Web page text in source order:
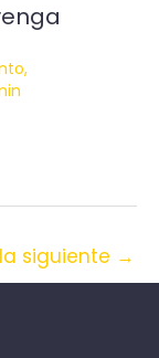
,
siguiente →